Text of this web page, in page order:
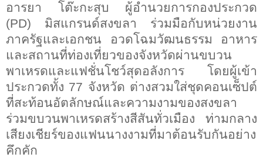
อารยา โต๊ะกะสุบ ผู้อำนวยการกองประกวด
(PD) มิสแกรนด์สงขลา ร่วมมือกับหน่วยงาน
ภาครัฐและเอกชน อวดโฉมวัฒนธรรม อาหาร
และสถานที่ท่องเที่ยวของจังหวัดผ่านขบวน
พาเหรดและแฟชั่นโชว์สุดอลังการ โดยผู้เข้า
ประกวดทั้ง 77 จังหวัด ต่างสวมใส่ชุดคอนเซ็ปต์
ที่สะท้อนอัตลักษณ์และความงามของสงขลา
ร่วมขบวนพาเหรดสร้างสีสันทั่วเมือง ท่ามกลาง
เสียงเชียร์ของแฟนนางงามที่มาต้อนรับกันอย่าง
คึกคัก